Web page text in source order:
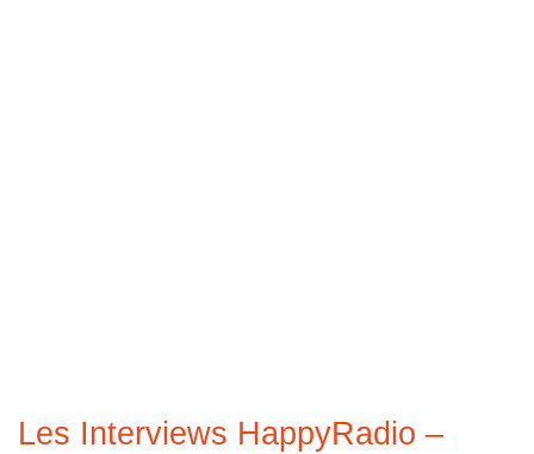
Les Interviews HappyRadio –